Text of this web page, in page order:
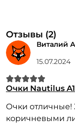
Отзывы (2)
Виталий
15.07.2024
Очки Nautilus
Очки отличные!
коричневыми